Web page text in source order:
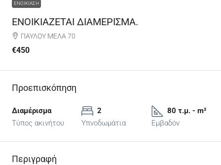
ΕΝΟΙΚΊΑΣΗ
ΕΝΟΙΚΙΑΖΕΤΑΙ ΔΙΑΜΕΡΙΣΜΑ.
ΠΑΥΛΟΥ ΜΕΛΑ 70
€450
Προεπισκόπηση
Διαμέρισμα
Τύπος ακινήτου
2
Υπνοδωμάτια
80 τ.μ. - m²
Εμβαδόν
Περιγραφή